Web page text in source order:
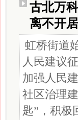
古北万
离不开
虹桥街道
人民建议
加强人民
社区治理
匙”，积极